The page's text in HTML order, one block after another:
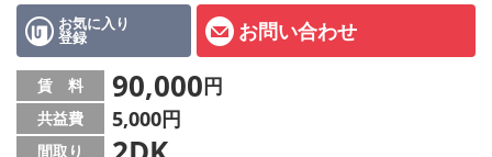
お気に入り
登録 お問い合わせ
賃 料 90,000円
共益費 5,000円
間取り